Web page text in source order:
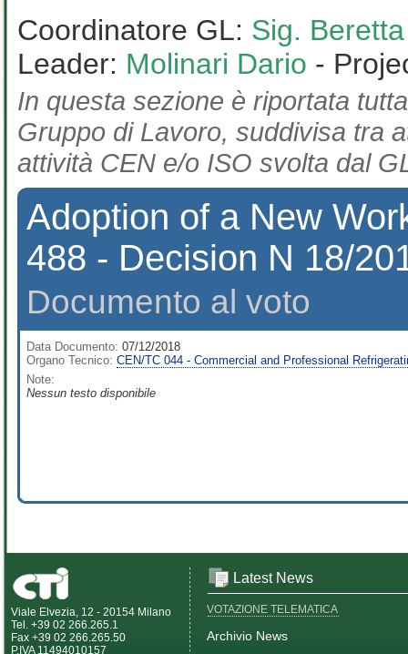
Coordinatore GL: Sig.
Leader: Molinari Dario -
In questa sezione è riportata
Gruppo di Lavoro, suddivisa tra
attività CEN e/o ISO svolta dal
Adoption of a New
488 - Decision N 18/
Documento al voto
Data Documento: 07/12/2018
Organo Tecnico: CEN/TC 044 - Commercial and Professional
Note:
Nessun testo disponibile
Viale Elvezia, 12 - 20154 Milano
Tel. +39 02 266.265.1
Fax +39 02 266.265.50
P.IVA 11494010157
Latest News
VOTAZIONE TELEMATICA
Archivio News